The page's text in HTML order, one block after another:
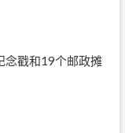
念戳和19个邮政摊